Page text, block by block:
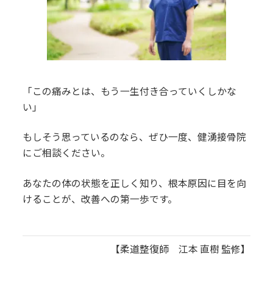
「この痛みとは、もう一生付き合っていくしかな
い」
もしそう思っているのなら、ぜひ一度、健湧接骨院
にご相談ください。
あなたの体の状態を正しく知り、根本原因に目を向
けることが、改善への第一歩です。
【柔道整復師 江本 直樹 監修】